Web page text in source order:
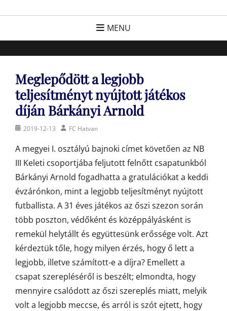
FC Hatvan
Egyesület a hatvani labdarúgásért, sportért!
MENU
Meglepődött a legjobb
teljesítményt nyújtott játékos
díján Bárkányi Arnold
Posted2019-12-13 AuthorFC Hatvan
A megyei I. osztályú bajnoki címet követően az NB
III Keleti csoportjába feljutott felnőtt csapatunkból
Bárkányi Arnold fogadhatta a gratulációkat a keddi
évzárónkon, mint a legjobb teljesítményt nyújtott
futballista. A 31 éves játékos az őszi szezon során
több poszton, védőként és középpályásként is
remekül helytállt és együttesünk erőssége volt. Azt
kérdeztük tőle, hogy milyen érzés, hogy ő lett a
legjobb, illetve számított-e a díjra? Emellett a
csapat szerepléséről is beszélt; elmondta, hogy
mennyire csalódott az őszi szereplés miatt, melyik
volt a legjobb meccse, és arról is szót ejtett, hogy